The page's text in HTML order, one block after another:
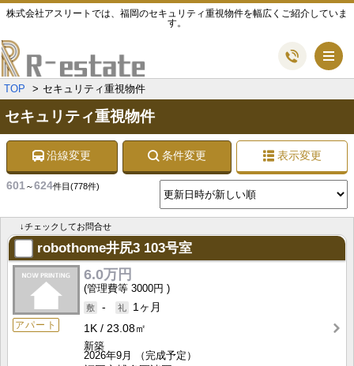
株式会社アスリートでは、福岡のセキュリティ重視物件を幅広くご紹介していま
す。
TOP セキュリティ重視物件
セキュリティ重視物件
沿線変更 条件変更 表示変更
601～624件目 (778件)
↓チェックしてお問合せ
robothome井尻3 103号室
アパート
6.0万円
3000円
-
1ヶ月
1K
23.08㎡
新築
2026年9月
（完成予定）